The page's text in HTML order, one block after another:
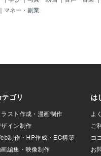
｜ マネー・副業